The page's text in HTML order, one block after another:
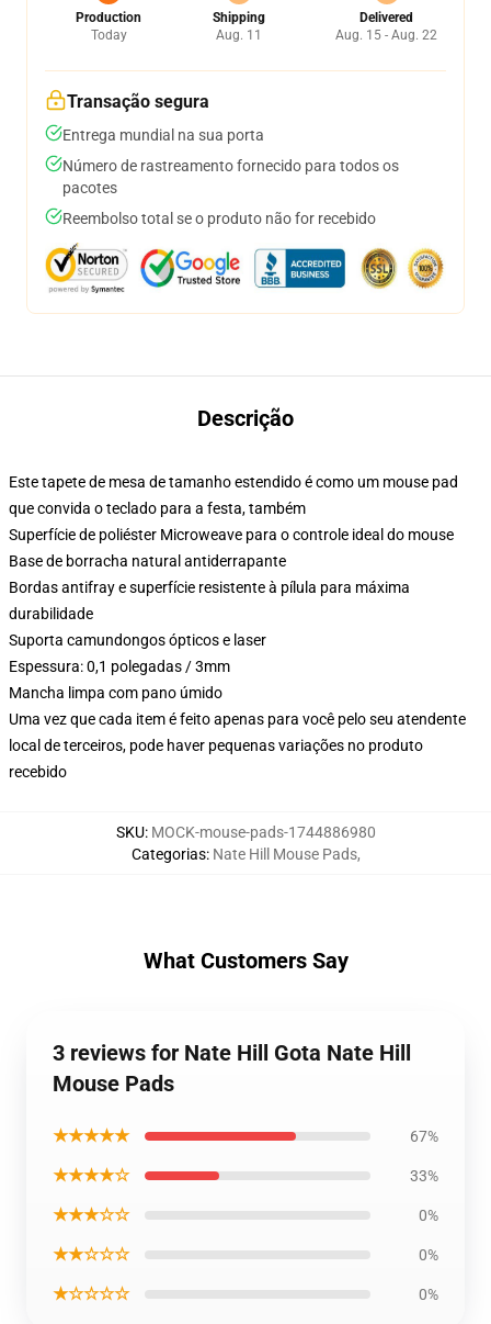
Production
Today
Shipping
Aug. 11
Delivered
Aug. 15 - Aug. 22
Transação segura
Entrega mundial na sua porta
Número de rastreamento fornecido para todos os
pacotes
Reembolso total se o produto não for recebido
Descrição
Este tapete de mesa de tamanho estendido é como um mouse pad
que convida o teclado para a festa, também
Superfície de poliéster Microweave para o controle ideal do mouse
Base de borracha natural antiderrapante
Bordas antifray e superfície resistente à pílula para máxima
durabilidade
Suporta camundongos ópticos e laser
Espessura: 0,1 polegadas / 3mm
Mancha limpa com pano úmido
Uma vez que cada item é feito apenas para você pelo seu atendente
local de terceiros, pode haver pequenas variações no produto
recebido
SKU: MOCK-mouse-pads-1744886980
Categorias: Nate Hill Mouse Pads,
What Customers Say
3 reviews for Nate Hill Gota Nate Hill
Mouse Pads
★★★★★ 67%
★★★★☆ 33%
★★★☆☆ 0%
★★☆☆☆ 0%
★☆☆☆☆ 0%